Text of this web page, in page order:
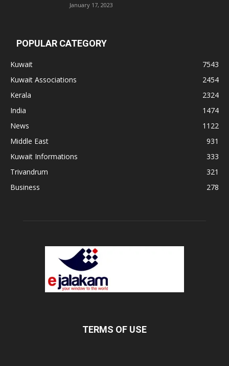
January 17, 2023
POPULAR CATEGORY
Kuwait
7543
Kuwait Associations
2454
Kerala
2324
India
1474
News
1122
Middle East
931
Kuwait Informations
333
Trivandrum
321
Business
278
TERMS OF USE